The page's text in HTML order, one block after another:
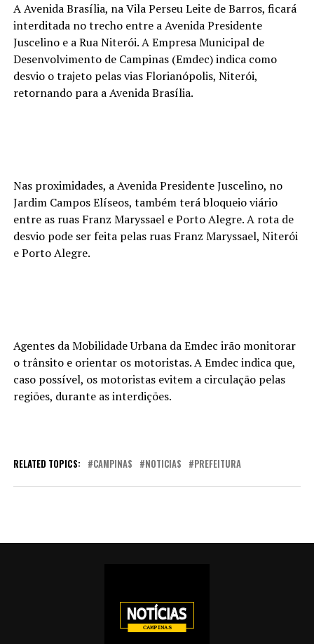
A Avenida Brasília, na Vila Perseu Leite de Barros, ficará
interditada no trecho entre a Avenida Presidente
Juscelino e a Rua Niterói. A Empresa Municipal de
Desenvolvimento de Campinas (Emdec) indica como
desvio o trajeto pelas vias Florianópolis, Niterói,
retornando para a Avenida Brasília.
Nas proximidades, a Avenida Presidente Juscelino, no
Jardim Campos Elíseos, também terá bloqueio viário
entre as ruas Franz Maryssael e Porto Alegre. A rota de
desvio pode ser feita pelas ruas Franz Maryssael, Niterói
e Porto Alegre.
Agentes da Mobilidade Urbana da Emdec irão monitorar
o trânsito e orientar os motoristas. A Emdec indica que,
caso possível, os motoristas evitem a circulação pelas
regiões, durante as interdições.
RELATED TOPICS: CAMPINAS NOTICIAS PREFEITURA